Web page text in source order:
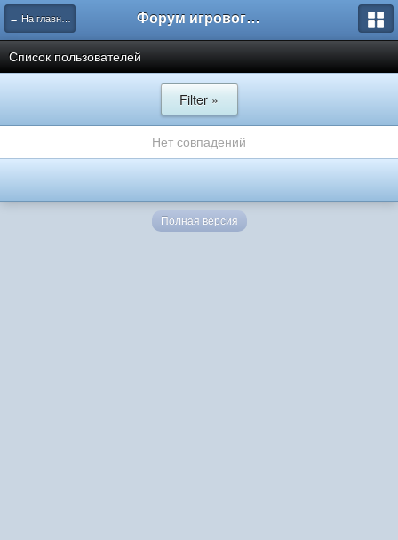
← На главную Форум игрового проекта Riverrise
Список пользователей
Filter »
Нет совпадений
Полная версия